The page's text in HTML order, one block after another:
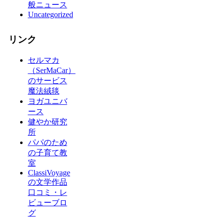
般ニュース
Uncategorized
リンク
セルマカ
（SerMaCar）
のサービス
魔法絨毯
ヨガユニバ
ース
健やか研究
所
パパのため
の子育て教
室
ClassiVoyage
の文学作品
口コミ・レ
ビューブロ
グ